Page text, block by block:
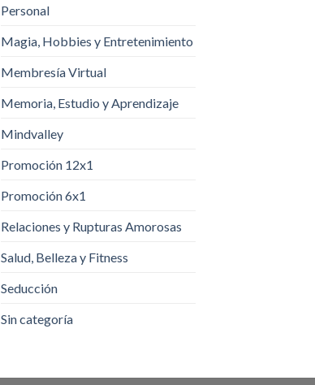
Personal
Magia, Hobbies y Entretenimiento
Membresía Virtual
Memoria, Estudio y Aprendizaje
Mindvalley
Promoción 12x1
Promoción 6x1
Relaciones y Rupturas Amorosas
Salud, Belleza y Fitness
Seducción
Sin categoría